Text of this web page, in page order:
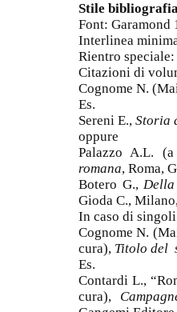
Stile
Font: Garamond
Interlinea
Rientro
Citazioni di
Cognome N.
Es.
Sereni E., Storia
oppure
Palazzo A.L.
romana, Roma,
Botero G.,
Gioda C.,
In caso di
Cognome N.
cura), Titolo del
Es.
Contardi L.,
cura),